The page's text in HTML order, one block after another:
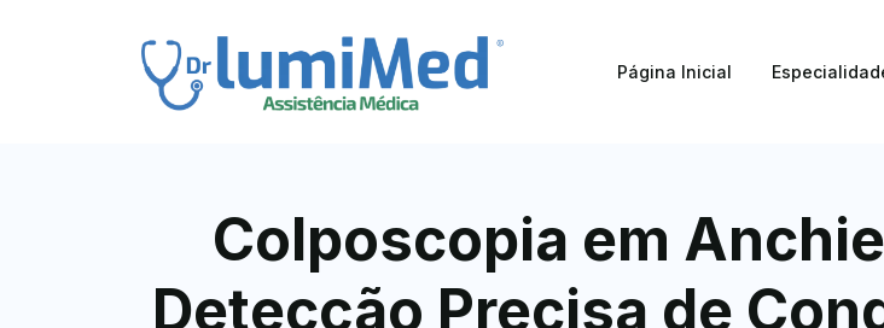
Página Inicial
Colposcopia em
Detecção Precisa de